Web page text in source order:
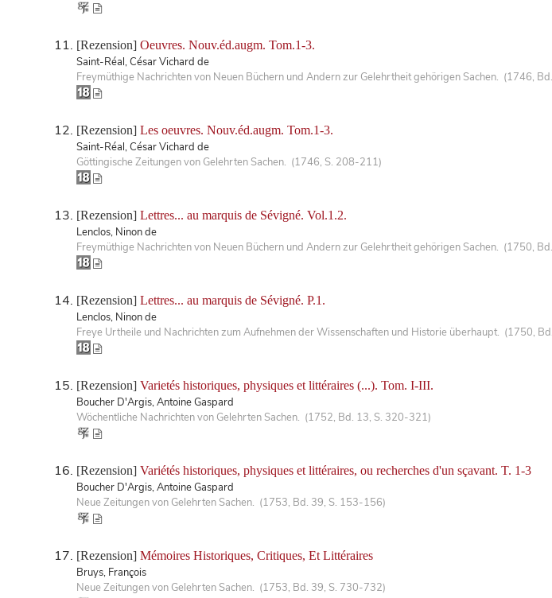
[Rezension] Oeuvres. Nouv.éd.augm. Tom.1-3.
Saint-Réal, César Vichard de
Freymüthige Nachrichten von Neuen Büchern und Andern zur Gelehrtheit gehörigen Sachen. (1746,
[Rezension] Les oeuvres. Nouv.éd.augm. Tom.1-3.
Saint-Réal, César Vichard de
Göttingische Zeitungen von Gelehrten Sachen. (1746, S. 208-211)
[Rezension] Lettres... au marquis de Sévigné. Vol.1.2.
Lenclos, Ninon de
Freymüthige Nachrichten von Neuen Büchern und Andern zur Gelehrtheit gehörigen Sachen. (1750,
[Rezension] Lettres... au marquis de Sévigné. P.1.
Lenclos, Ninon de
Freye Urtheile und Nachrichten zum Aufnehmen der Wissenschaften und Historie überhaupt. (1750,
[Rezension] Varietés historiques, physiques et littéraires (...). Tom. I-III.
Boucher D'Argis, Antoine Gaspard
Wöchentliche Nachrichten von Gelehrten Sachen. (1752, Bd. 13, S. 320-321)
[Rezension] Variétés historiques, physiques et littéraires, ou recherches d'un sçavant. T. 1-3
Boucher D'Argis, Antoine Gaspard
Neue Zeitungen von Gelehrten Sachen. (1753, Bd. 39, S. 153-156)
[Rezension] Mémoires Historiques, Critiques, Et Littéraires
Bruys, François
Neue Zeitungen von Gelehrten Sachen. (1753, Bd. 39, S. 730-732)